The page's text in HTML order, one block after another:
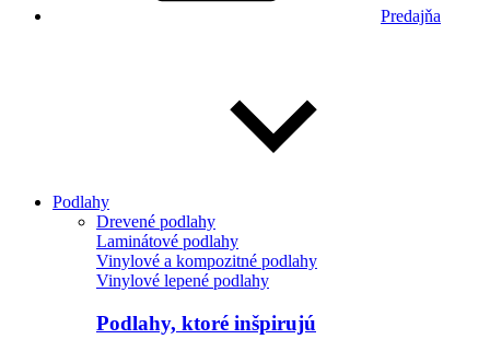
Predajňa
Podlahy
Drevené podlahy
Laminátové podlahy
Vinylové a kompozitné podlahy
Vinylové lepené podlahy
Podlahy, ktoré inšpirujú